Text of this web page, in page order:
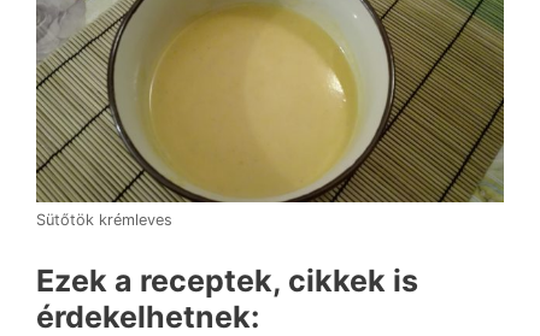
Sütőtök krémleves
Ezek a receptek, cikkek is
érdekelhetnek: